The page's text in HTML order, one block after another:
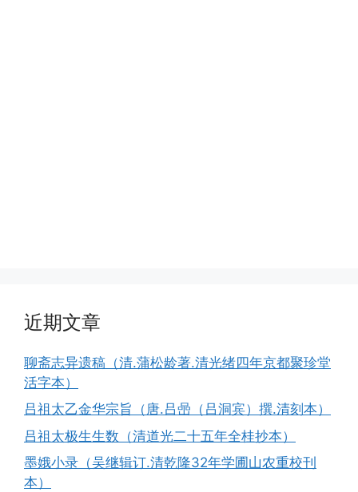
近期文章
聊斋志异遗稿（清.蒲松龄著.清光绪四年京都聚珍堂
活字本）
吕祖太乙金华宗旨（唐.吕喦（吕洞宾）撰.清刻本）
吕祖太极生生数（清道光二十五年全桂抄本）
墨娥小录（吴继辑订.清乾隆32年学圃山农重校刊
本）